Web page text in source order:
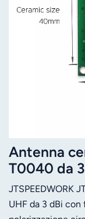
Antenna
T0040 da
MHz,
connettore
JTSPEEDWORK
UHF da 3 dBi